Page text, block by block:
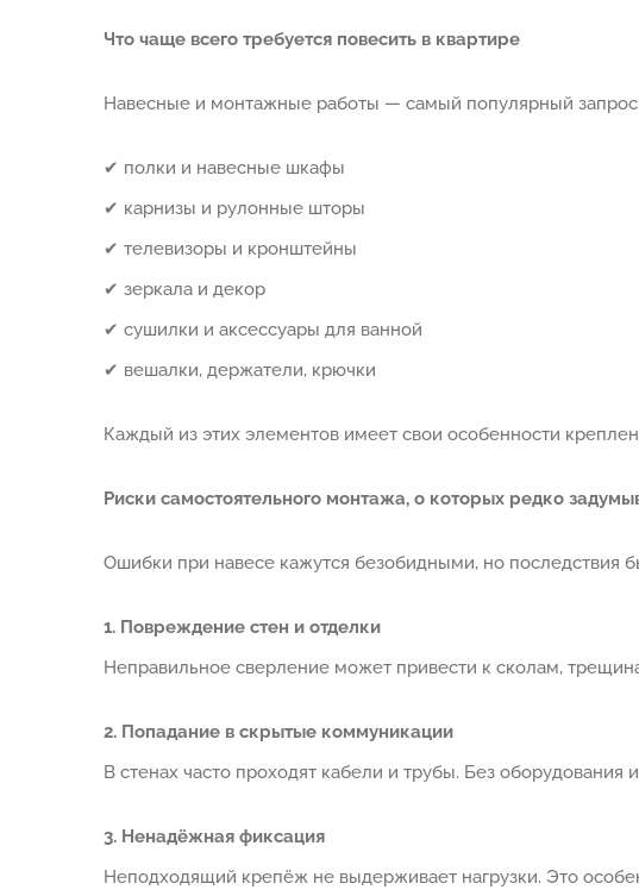
Что чаще всего требуется повесить в квартире
Навесные и монтажные работы — самый популярный запрос
✔ полки и навесные шкафы
✔ карнизы и рулонные шторы
✔ телевизоры и кронштейны
✔ зеркала и декор
✔ сушилки и аксессуары для ванной
✔ вешалки, держатели, крючки
Каждый из этих элементов имеет свои особенности
Риски самостоятельного монтажа, о которых редко
Ошибки при навесе кажутся безобидными, но последствия
1. Повреждение стен и отделки
Неправильное сверление может привести к сколам,
2. Попадание в скрытые коммуникации
В стенах часто проходят кабели и трубы. Без оборудования
3. Ненадёжная фиксация
Неподходящий крепёж не выдерживает нагрузки. Это